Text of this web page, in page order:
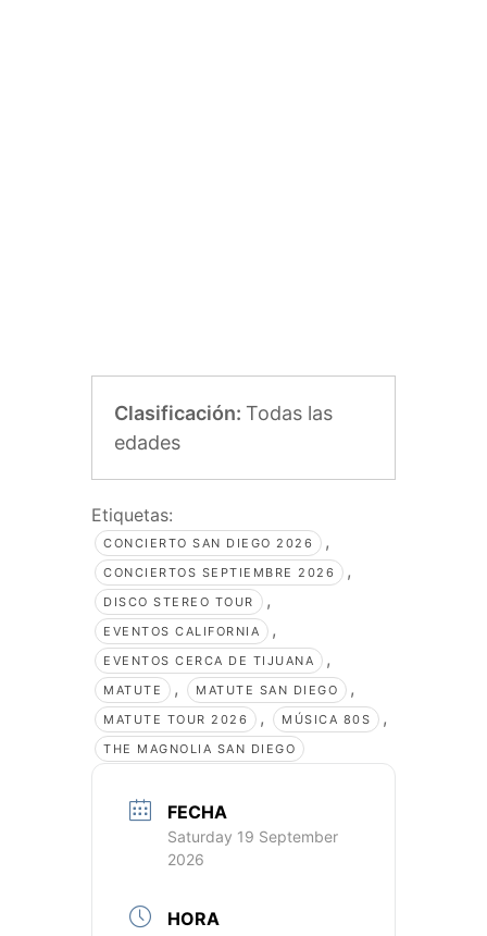
Clasificación: Todas las
edades
Etiquetas:
CONCIERTO SAN DIEGO 2026 ,
CONCIERTOS SEPTIEMBRE 2026 ,
DISCO STEREO TOUR ,
EVENTOS CALIFORNIA ,
EVENTOS CERCA DE TIJUANA ,
MATUTE , MATUTE SAN DIEGO ,
MATUTE TOUR 2026 , MÚSICA 80S ,
THE MAGNOLIA SAN DIEGO
FECHA
Saturday 19 September
2026
HORA